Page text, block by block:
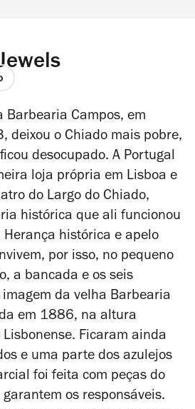
Barbearia Campos, em
deixou o Chiado mais pobre,
desocupado. A Portugal
loja própria em Lisboa e
do Largo do Chiado,
histórica que ali funcionou
histórica e apelo
por isso, no pequeno
a bancada e os seis
da velha Barbearia
em 1886, na altura
Ficaram ainda
e uma parte dos azulejos
foi feita com peças do
os responsáveis.